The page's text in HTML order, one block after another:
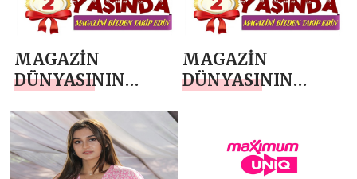
MAGAZİN
DÜNYASININ
BİRMAGAZİN 2
YAŞINDA
MAGAZİN
DÜNYASININ
YAŞINDA